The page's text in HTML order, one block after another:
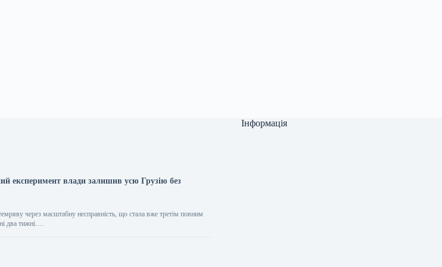
експеримент влади залишив усю Грузію без
через масштабну несправність, що стала вже третім повним
два тижні.…
Інформація